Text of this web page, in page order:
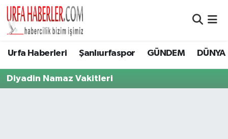
Urfa Haberleri Şanlıurfaspor GÜNDEM DÜNYA
Diyadin Namaz Vakitleri
Şanlıurfa Nöbetçi Eczaneler
Şanlıurfa Namaz Vakitleri